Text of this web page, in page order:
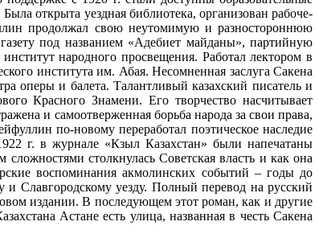
открыта уездная библиотека, организован рабоче-
продолжал свою неутомимую и разностороннюю
под названием «Адебиет майданы», партийную
народного просвещения. Работал лектором в
института им. Абая. Несомненная заслуга Сакена
оперы и балета. Талантливый казахский писатель и
Красного Знамени. Его творчество насчитывает
и самоотверженная борьба народа за свои права,
по-новому переработал поэтическое наследие
г. в журнале «Кзыл Казахстан» были напечатаны
столкнулась Советская власть и как она
воспоминания акмолинских событий – годы до
Славгородскому уезду. Полный перевод на русский
издании. В последующем этот роман, как и другие
Астане есть улица, названная в честь Сакена